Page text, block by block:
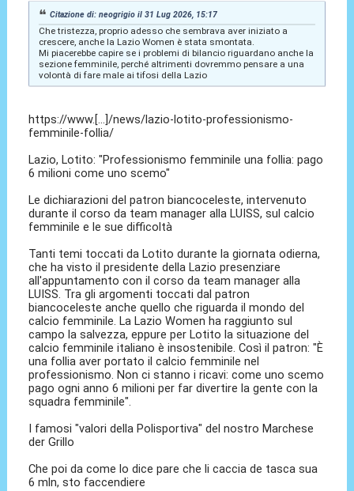
Citazione di: neogrigio il 31 Lug 2026, 15:17
Che tristezza, proprio adesso che sembrava aver iniziato a
crescere, anche la Lazio Women è stata smontata.
Mi piacerebbe capire se i problemi di bilancio riguardano anche la
sezione femminile, perché altrimenti dovremmo pensare a una
volontà di fare male ai tifosi della Lazio
https://www.[...]/news/lazio-lotito-professionismo-
femminile-follia/
Lazio, Lotito: "Professionismo femminile una follia: pago
6 milioni come uno scemo"
Le dichiarazioni del patron biancoceleste, intervenuto
durante il corso da team manager alla LUISS, sul calcio
femminile e le sue difficoltà
Tanti temi toccati da Lotito durante la giornata odierna,
che ha visto il presidente della Lazio presenziare
all'appuntamento con il corso da team manager alla
LUISS. Tra gli argomenti toccati dal patron
biancoceleste anche quello che riguarda il mondo del
calcio femminile. La Lazio Women ha raggiunto sul
campo la salvezza, eppure per Lotito la situazione del
calcio femminile italiano è insostenibile. Così il patron: "È
una follia aver portato il calcio femminile nel
professionismo. Non ci stanno i ricavi: come uno scemo
pago ogni anno 6 milioni per far divertire la gente con la
squadra femminile".
I famosi "valori della Polisportiva" del nostro Marchese
der Grillo
Che poi da come lo dice pare che li caccia de tasca sua
6 mln, sto faccendiere